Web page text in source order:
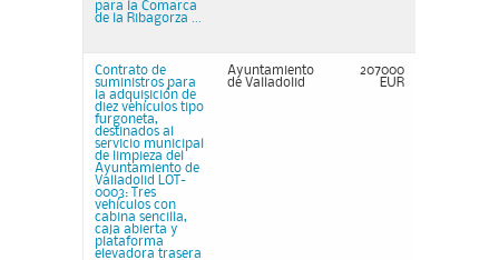
para la Comarca
de la Ribagorza ...
Contrato de
suministros para
la adquisición de
diez vehículos tipo
furgoneta,
destinados al
servicio municipal
de limpieza del
Ayuntamiento de
Valladolid LOT-
0003: Tres
vehículos con
cabina sencilla,
caja abierta y
plataforma
elevadora trasera
Ayuntamiento
de Valladolid
207000
EUR